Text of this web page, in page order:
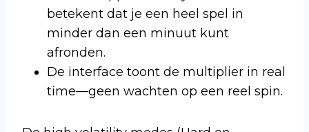
betekent dat je een heel spel in
minder dan een minuut kunt
afronden.
De interface toont de multiplier in real
time—geen wachten op een reel spin.